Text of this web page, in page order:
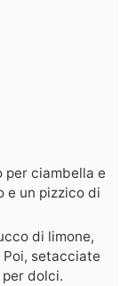
per ciambella e
e un pizzico di
di limone,
setacciate
dolci.